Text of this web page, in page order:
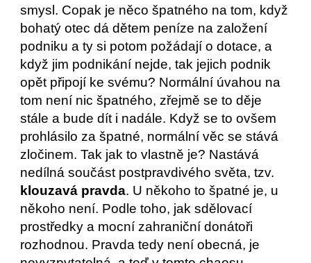
smysl. Copak je něco špatného na tom, když
bohatý otec dá dětem peníze na založení
podniku a ty si potom požádají o dotace, a
když jim podnikání nejde, tak jejich podnik
opět připojí ke svému? Normální úvahou na
tom není nic špatného, zřejmě se to děje
stále a bude dít i nadále. Když se to ovšem
prohlásilo za špatné, normální věc se stává
zločinem. Tak jak to vlastně je? Nastává
klouzavá pravda. U někoho to špatné je, u
někoho není. Podle toho, jak sdělovací
prostředky a mocní zahraniční donátoři
rozhodnou. Pravda tedy není obecná, je